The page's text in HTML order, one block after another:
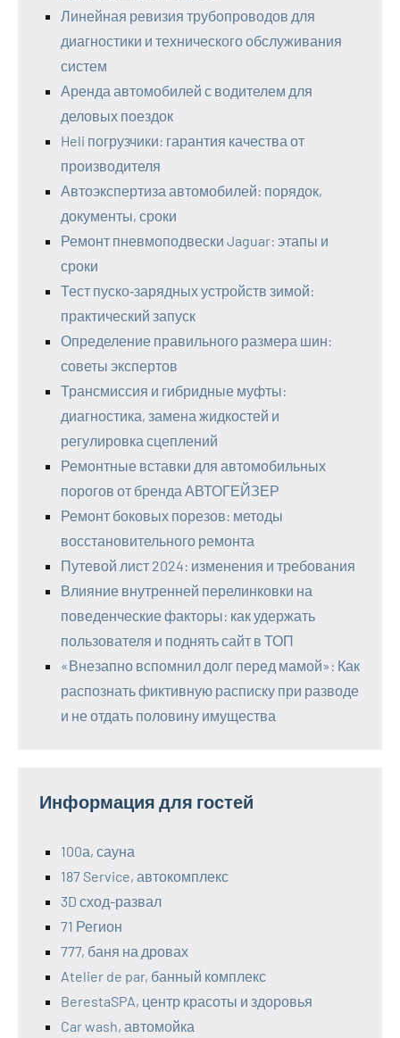
Линейная ревизия трубопроводов для
диагностики и технического обслуживания
систем
Аренда автомобилей с водителем для
деловых поездок
Heli погрузчики: гарантия качества от
производителя
Автоэкспертиза автомобилей: порядок,
документы, сроки
Ремонт пневмоподвески Jaguar: этапы и
сроки
Тест пуско‑зарядных устройств зимой:
практический запуск
Определение правильного размера шин:
советы экспертов
Трансмиссия и гибридные муфты:
диагностика, замена жидкостей и
регулировка сцеплений
Ремонтные вставки для автомобильных
порогов от бренда АВТОГЕЙЗЕР
Ремонт боковых порезов: методы
восстановительного ремонта
Путевой лист 2024: изменения и требования
Влияние внутренней перелинковки на
поведенческие факторы: как удержать
пользователя и поднять сайт в ТОП
«Внезапно вспомнил долг перед мамой»: Как
распознать фиктивную расписку при разводе
и не отдать половину имущества
Информация для гостей
100а, сауна
187 Service, автокомплекс
3D сход-развал
71 Регион
777, баня на дровах
Atelier de par, банный комплекс
BerestaSPA, центр красоты и здоровья
Car wash, автомойка